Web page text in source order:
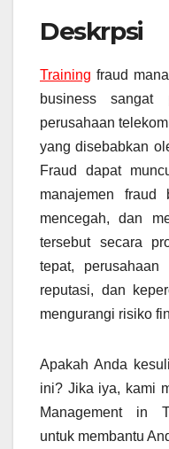
Deskrpsi
Training fraud
business sangat
perusahaan
yang disebabkan
Fraud dapat
manajemen fraud
mencegah, dan
tersebut secara
tepat, perusahaan
reputasi, dan
mengurangi risiko
Apakah Anda
ini? Jika iya, kami
Management in
untuk membantu